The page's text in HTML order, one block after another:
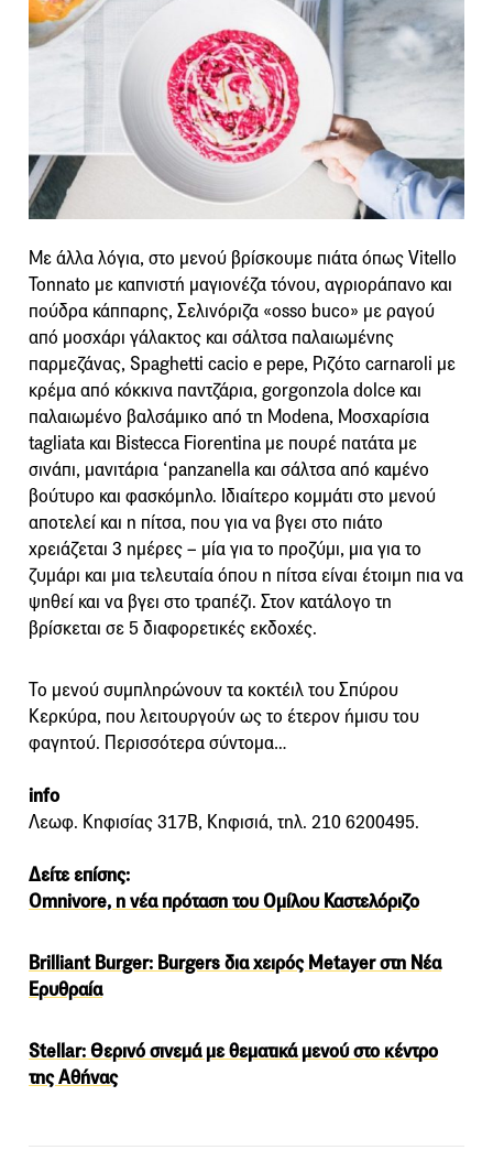
Με άλλα λόγια, στο μενού βρίσκουμε πιάτα όπως Vitello
Tonnato με καπνιστή μαγιονέζα τόνου, αγριοράπανο και
πούδρα κάππαρης, Σελινόριζα «osso buco» με ραγού
από μοσχάρι γάλακτος και σάλτσα παλαιωμένης
παρμεζάνας, Spaghetti cacio e pepe, Ριζότο carnaroli με
κρέμα από κόκκινα παντζάρια, gorgonzola dolce και
παλαιωμένο βαλσάμικο από τη Modena, Μοσχαρίσια
tagliata και Bistecca Fiorentina με πουρέ πατάτα με
σινάπι, μανιτάρια ‘panzanella και σάλτσα από καμένο
βούτυρο και φασκόμηλο. Ιδιαίτερο κομμάτι στο μενού
αποτελεί και η πίτσα, που για να βγει στο πιάτο
χρειάζεται 3 ημέρες – μία για το προζύμι, μια για το
ζυμάρι και μια τελευταία όπου η πίτσα είναι έτοιμη πια να
ψηθεί και να βγει στο τραπέζι. Στον κατάλογο τη
βρίσκεται σε 5 διαφορετικές εκδοχές.
Το μενού συμπληρώνουν τα κοκτέιλ του Σπύρου
Κερκύρα, που λειτουργούν ως το έτερον ήμισυ του
φαγητού. Περισσότερα σύντομα…
info
Λεωφ. Κηφισίας 317Β, Κηφισιά, τηλ. 210 6200495.
Δείτε επίσης:
Omnivore, η νέα πρόταση του Ομίλου Καστελόριζο
Brilliant Βurger: Burgers δια χειρός Metayer στη Νέα
Ερυθραία
Stellar: Θερινό σινεμά με θεματικά μενού στο κέντρο
της Αθήνας